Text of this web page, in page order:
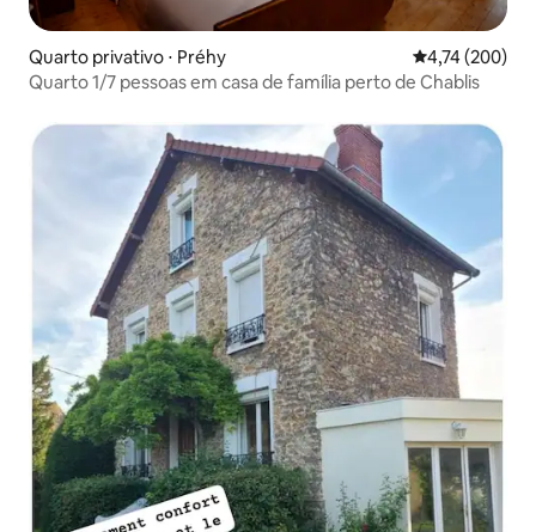
Quarto privativo ⋅ Préhy 4,74 de uma
4,74 (200)
Quarto 1/7 pessoas em casa de família perto de Chablis